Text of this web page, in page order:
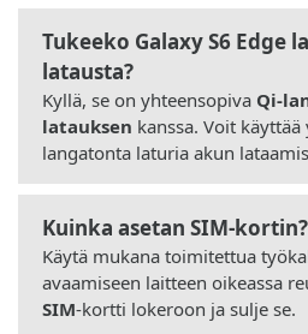
Tukeeko Galaxy S6 Edge
latausta?
Kyllä, se on yhteensopiva Qi-
latauksen kanssa. Voit
langatonta laturia akun
Kuinka asetan SIM-kortin?
Käytä mukana toimitettua
avaamiseen laitteen oikeassa
SIM-kortti lokeroon ja sulje se.